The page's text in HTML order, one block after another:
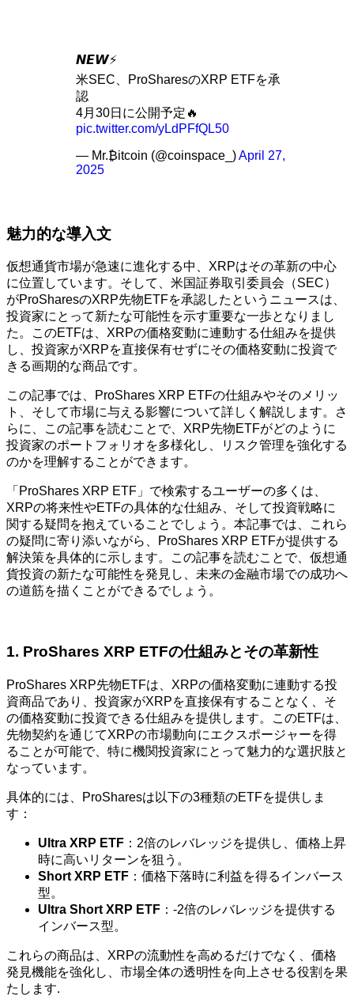
𝙉𝙀𝙒⚡️
米SEC、ProSharesのXRP ETFを承
認
4月30日に公開予定🔥
pic.twitter.com/yLdPFfQL50
— Mr.₿itcoin (@coinspace_)April 27,
2025
魅力的な導入文
仮想通貨市場が急速に進化する中、XRPはその革新の中心
に位置しています。そして、米国証券取引委員会（SEC）
がProSharesのXRP先物ETFを承認したというニュースは、
投資家にとって新たな可能性を示す重要な一歩となりまし
た。このETFは、XRPの価格変動に連動する仕組みを提供
し、投資家がXRPを直接保有せずにその価格変動に投資で
きる画期的な商品です。
この記事では、ProShares XRP ETFの仕組みやそのメリッ
ト、そして市場に与える影響について詳しく解説します。さ
らに、この記事を読むことで、XRP先物ETFがどのように
投資家のポートフォリオを多様化し、リスク管理を強化する
のかを理解することができます。
「ProShares XRP ETF」で検索するユーザーの多くは、
XRPの将来性やETFの具体的な仕組み、そして投資戦略に
関する疑問を抱えていることでしょう。本記事では、これら
の疑問に寄り添いながら、ProShares XRP ETFが提供する
解決策を具体的に示します。この記事を読むことで、仮想通
貨投資の新たな可能性を発見し、未来の金融市場での成功へ
の道筋を描くことができるでしょう。
1. ProShares XRP ETFの仕組みとその革新性
ProShares XRP先物ETFは、XRPの価格変動に連動する投
資商品であり、投資家がXRPを直接保有することなく、そ
の価格変動に投資できる仕組みを提供します。このETFは、
先物契約を通じてXRPの市場動向にエクスポージャーを得
ることが可能で、特に機関投資家にとって魅力的な選択肢と
なっています。
具体的には、ProSharesは以下の3種類のETFを提供しま
す：
Ultra XRP ETF ：2倍のレバレッジを提供し、価格上昇
時に高いリターンを狙う。
Short XRP ETF ：価格下落時に利益を得るインバース
型。
Ultra Short XRP ETF ：-2倍のレバレッジを提供する
インバース型。
これらの商品は、XRPの流動性を高めるだけでなく、価格
発見機能を強化し、市場全体の透明性を向上させる役割を果
たします.